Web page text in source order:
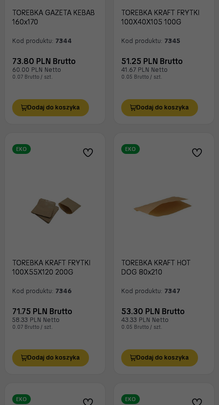
TOREBKA GAZETA KEBAB
160x170
Kod produktu: 7344
73.80 PLN Brutto
60.00 PLN Netto
0.07 Brutto / szt.
Dodaj do koszyka
TOREBKA KRAFT FRYTKI
100X40X105 100G
Kod produktu: 7345
51.25 PLN Brutto
41.67 PLN Netto
0.05 Brutto / szt.
Dodaj do koszyka
EKO
TOREBKA KRAFT FRYTKI
100X55X120 200G
Kod produktu: 7346
71.75 PLN Brutto
58.33 PLN Netto
0.07 Brutto / szt.
Dodaj do koszyka
EKO
TOREBKA KRAFT HOT
DOG 80x210
Kod produktu: 7347
53.30 PLN Brutto
43.33 PLN Netto
0.05 Brutto / szt.
Dodaj do koszyka
EKO EKO